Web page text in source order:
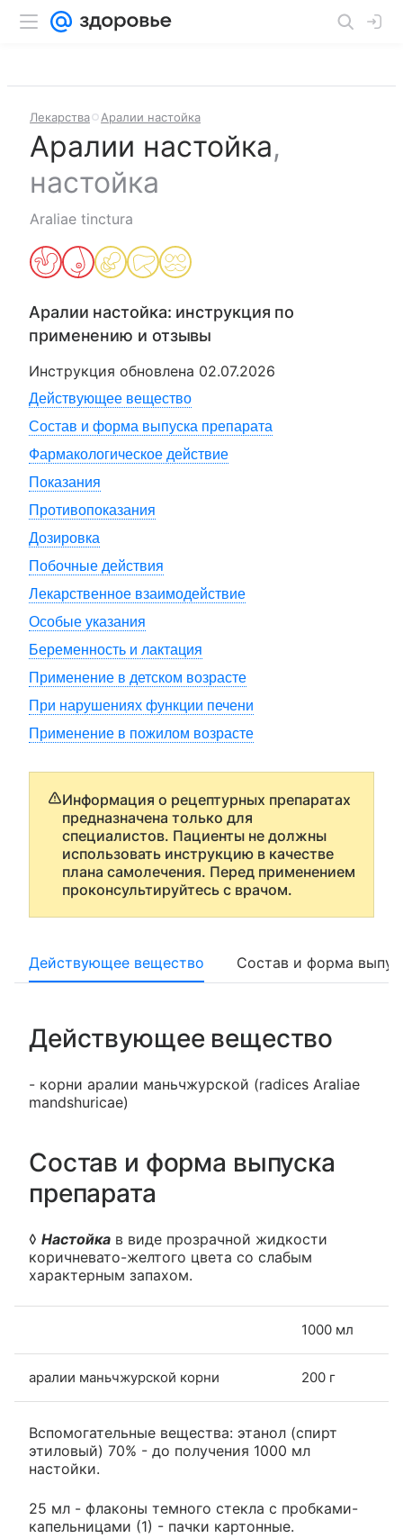
Лекарства Аралии настойка
Аралии настойка,
настойка
Araliae tinctura
Аралии настойка: инструкция по
применению и отзывы
Инструкция обновлена 02.07.2026
Действующее вещество
Состав и форма выпуска препарата
Фармакологическое действие
Показания
Противопоказания
Дозировка
Побочные действия
Лекарственное взаимодействие
Особые указания
Беременность и лактация
Применение в детском возрасте
При нарушениях функции печени
Применение в пожилом возрасте
Информация о рецептурных препаратах
предназначена только для
специалистов. Пациенты не должны
использовать инструкцию в качестве
плана самолечения. Перед применением
проконсультируйтесь с врачом.
Действующее вещество Состав и форма
Действующее вещество
- корни аралии маньчжурской (radices Araliae
mandshuricae)
Состав и форма выпуска
препарата
◊ Настойка в виде прозрачной жидкости
коричневато-желтого цвета со слабым
характерным запахом.
1000 мл
аралии маньчжурской корни 200 г
Вспомогательные вещества: этанол (спирт
этиловый) 70% - до получения 1000 мл
настойки.
25 мл - флаконы темного стекла с пробками-
капельницами (1) - пачки картонные.